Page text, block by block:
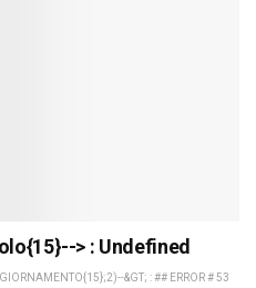
> : Undefined
&GT; : ## ERROR # 53